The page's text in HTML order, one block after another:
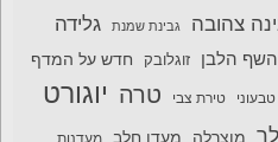
צהובה גבינת שמנת גלידה
השף הלבן זוגלובק חדש על המדף
טבעוני טירת צבי טרה יוגורט
מוצרלה מעדן חלב מעדנות